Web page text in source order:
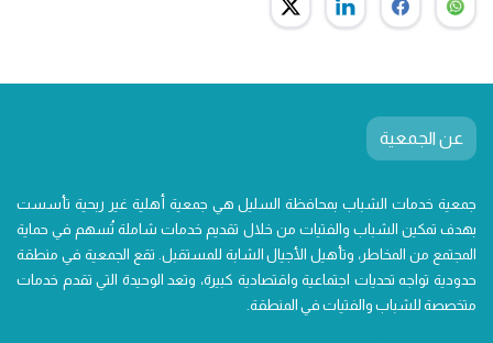
عن الجمعية
جمعية خدمات الشباب بمحافظة السليل هي جمعية أهلية غير ربحية تأسست
بهدف تمكين الشباب والفتيات من خلال تقديم خدمات شاملة تُسهم في حماية
المجتمع من المخاطر، وتأهيل الأجيال الشابة للمستقبل. تقع الجمعية في منطقة
حدودية تواجه تحديات اجتماعية واقتصادية كبيرة، وتعد الوحيدة التي تقدم خدمات
متخصصة للشباب والفتيات في المنطقة.